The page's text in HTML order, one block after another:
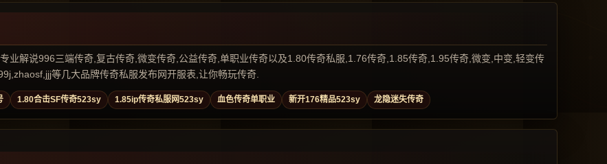
业解说996三端传奇,复古传奇,微变传奇,公益传奇,单职业传奇以及1.80传奇私服,1.76传奇,1.85传奇,1.95传奇,微变,中变,轻变传
等几大品牌传奇私服发布网开服表,让你畅玩传奇.
1.80合击SF传奇523sy 1.85ip传奇私服网523sy 血色传奇单职业 新开176精品523sy 龙隐迷失传奇